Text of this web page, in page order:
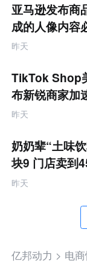
亚马逊发布商
成的人像内容
据
昨天
TikTok Shop
布新锐商家加
金资源帮扶四
昨天
奶奶辈“土味
块9 门店卖到
昨天
亿邦动力 > 电